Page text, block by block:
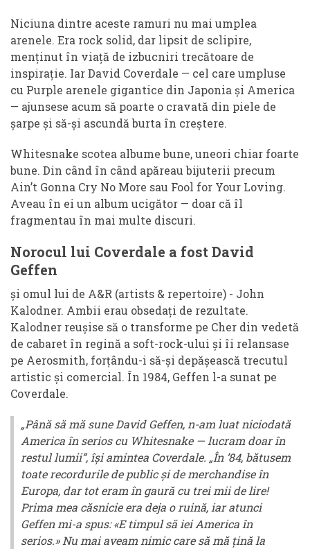
Niciuna dintre aceste ramuri nu mai umplea
arenele. Era rock solid, dar lipsit de sclipire,
menținut în viață de izbucniri trecătoare de
inspirație. Iar David Coverdale — cel care umpluse
cu Purple arenele gigantice din Japonia și America
— ajunsese acum să poarte o cravată din piele de
șarpe și să-și ascundă burta în creștere.
Whitesnake scotea albume bune, uneori chiar foarte
bune. Din când în când apăreau bijuterii precum
Ain’t Gonna Cry No More sau Fool for Your Loving.
Aveau în ei un album ucigător — doar că îl
fragmentau în mai multe discuri.
Norocul lui Coverdale a fost David
Geffen
și omul lui de A&R (artists & repertoire) - John
Kalodner. Ambii erau obsedați de rezultate.
Kalodner reușise să o transforme pe Cher din vedetă
de cabaret în regină a soft-rock-ului și îi relansase
pe Aerosmith, forțându-i să-și depășească trecutul
artistic și comercial. În 1984, Geffen l-a sunat pe
Coverdale.
„Până să mă sune David Geffen, n-am luat niciodată
America în serios cu Whitesnake — lucram doar în
restul lumii”, își amintea Coverdale. „În ’84, bătusem
toate recordurile de public și de merchandise în
Europa, dar tot eram în gaură cu trei mii de lire!
Prima mea căsnicie era deja o ruină, iar atunci
Geffen mi-a spus: «E timpul să iei America în
serios.» Nu mai aveam nimic care să mă țină la